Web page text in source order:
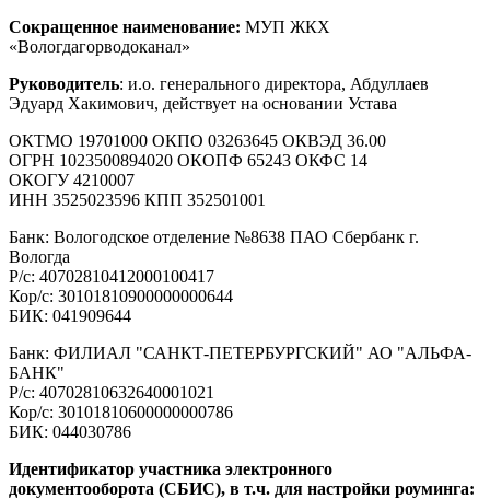
Сокращенное наименование: МУП ЖКХ
«Вологдагорводоканал»
Руководитель: и.о. генерального директора, Абдуллаев
Эдуард Хакимович, действует на основании Устава
ОКТМО 19701000 ОКПО 03263645 ОКВЭД 36.00
ОГРН 1023500894020 ОКОПФ 65243 ОКФС 14
ОКОГУ 4210007
ИНН 3525023596 КПП 352501001
Банк: Вологодское отделение №8638 ПАО Сбербанк г.
Вологда
Р/с: 40702810412000100417
Кор/с: 30101810900000000644
БИК: 041909644
Банк: ФИЛИАЛ "САНКТ-ПЕТЕРБУРГСКИЙ" АО "АЛЬФА-
БАНК"
Р/с: 40702810632640001021
Кор/с: 30101810600000000786
БИК: 044030786
Идентификатор участника электронного
документооборота (СБИС), в т.ч. для настройки роуминга: